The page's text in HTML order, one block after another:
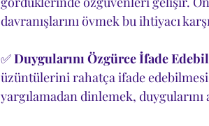
davranışlarını övmek bu ihtiyacı
✅ Duygularını Özgürce İfade
üzüntülerini rahatça ifade
yargılamadan dinlemek, duygularını